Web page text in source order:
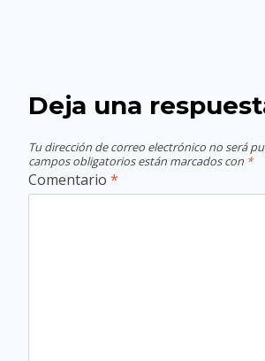
Deja una
Tu dirección de correo electrónico no será
campos obligatorios están marcados con *
Comentario *